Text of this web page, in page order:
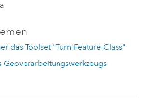
das Toolset "Turn-Feature-Class"
Geoverarbeitungswerkzeugs